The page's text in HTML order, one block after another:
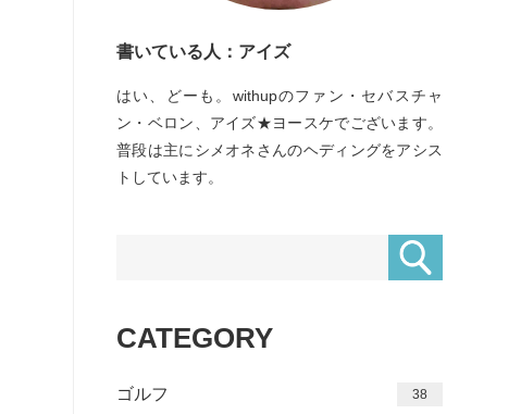
書いている人：アイズ
はい、どーも。withupのファン・セバスチャ
ン・ベロン、アイズ★ヨースケでございます。
普段は主にシメオネさんのヘディングをアシス
トしています。
CATEGORY
ゴルフ 38